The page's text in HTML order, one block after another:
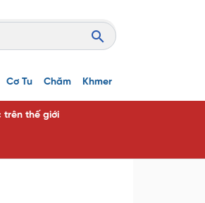
Cơ Tu Chăm Khmer
trên thế giới